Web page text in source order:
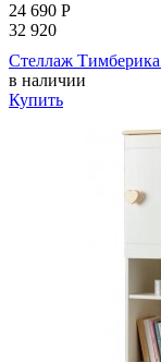
24 690 Р
32 920
Стеллаж
в наличии
Купить